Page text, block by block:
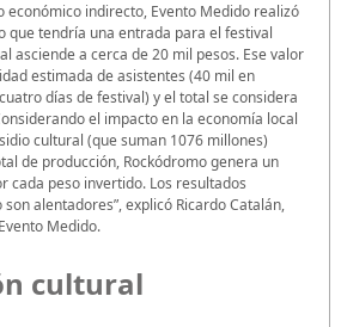
económico indirecto, Evento Medido realizó
que tendría una entrada para el festival
asciende a cerca de 20 mil pesos. Ese valor
estimada de asistentes (40 mil en
días de festival) y el total se considera
el impacto en la economía local
cultural (que suman 1076 millones)
de producción, Rockódromo genera un
cada peso invertido. Los resultados
alentadores”, explicó Ricardo Catalán,
Medido.
cultural